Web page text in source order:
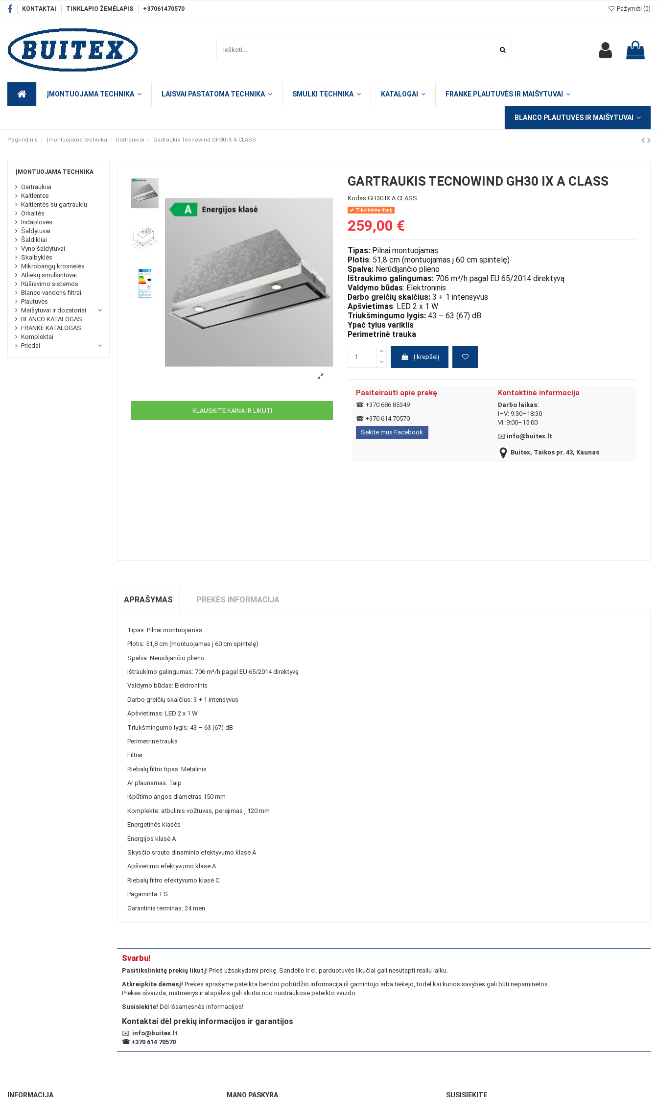
KONTAKTAI TINKLAPIO ŽEMĖLAPIS +37061470570 Pažymėti (0)
ĮMONTUOJAMA TECHNIKA LAISVAI PASTATOMA TECHNIKA SMULKI TECHNIKA KATALOGAI FRANKE PLAUTUVĖS IR MAIŠYTUVAI
BLANCO PLAUTUVĖS IR MAIŠYTUVAI
Pagrindinis Įmontuojama technika Gartraukiai Gartraukis Tecnowind GH30 IX A CLASS
KLAUSKITE KAINA IR LIKUTI
GARTRAUKIS TECNOWIND GH30 IX A CLASS
Kodas GH30 IX A CLASS
Tikslinkite likutį
259,00 €
Tipas: Pilnai montuojamas
Plotis: 51,8 cm (montuojamas į 60 cm spintelę)
Spalva: Nerūdijančio plieno
Ištraukimo galingumas: 706 m³/h pagal EU 65/2014 direktyvą
Valdymo būdas: Elektroninis
Darbo greičių skaičius: 3 + 1 intensyvus
Apšvietimas: LED 2 x 1 W
Triukšmingumo lygis: 43 – 63 (67) dB
Ypač tylus variklis
Perimetrinė trauka
Į krepšelį
Pasiteirauti apie prekę
☎ +370 686 85349
☎ +370 614 70570
Sekite mus Facebook
Kontaktinė informacija
Darbo laikas:
I–V: 9:30–18:30
VI: 9:00–15:00
✉️ info@buitex.lt
Buitex, Taikos pr. 43, Kaunas
APRAŠYMAS PREKĖS INFORMACIJA
Tipas: Pilnai montuojamas
Plotis: 51,8 cm (montuojamas į 60 cm spintelę)
Spalva: Nerūdijančio plieno
Ištraukimo galingumas: 706 m³/h pagal EU 65/2014 direktyvą
Valdymo būdas: Elektroninis
Darbo greičių skaičius: 3 + 1 intensyvus
Apšvietimas: LED 2 x 1 W
Triukšmingumo lygis: 43 – 63 (67) dB
Perimetrinė trauka
Filtrai
Riebalų filtro tipas: Metalinis
Ar plaunamas: Taip
Išpūtimo angos diametras 150 mm
Komplekte: atbulinis vožtuvas, perėjimas į 120 mm
Energetinės klasės
Energijos klasė A
Skysčio srauto dinaminio efektyvumo klasė A
Apšvietimo efektyvumo klasė A
Riebalų filtro efektyvumo klasė C
Pagaminta: ES
Garantinis terminas: 24 mėn.
Svarbu!
Pasitikslinkitę prekių likutį! Prieš užsakydami prekę. Sandėlio ir el. parduotuvės likučiai gali nesutapti realiu laiku.
Atkreipkite dėmesį! Prekės aprašyme pateikta bendro pobūdžio informacija iš gamintojo arba tiekėjo, todėl kai kurios savybės gali būti nepaminėtos.
Prekės išvaizda, matmenys ir atspalvis gali skirtis nuo nuotraukose pateikto vaizdo.
Susisiekite! Dėl išsamesnės informacijos!
Kontaktai dėl prekių informacijos ir garantijos
✉️ info@buitex.lt
☎ +370 614 70570
ĮMONTUOJAMA TECHNIKA
Gartraukiai
Kaitlentės
Kaitlentės su gartraukiu
Orkaitės
Indaplovės
Šaldytuvai
Šaldikliai
Vyno šaldytuvai
Skalbyklės
Mikrobangų krosnelės
Atliekų smulkintuvai
Rūšiavimo sistemos
Blanco vandens filtrai
Plautuvės
Maišytuvai ir dozatoriai
BLANCO KATALOGAS
FRANKE KATALOGAS
Komplektai
Priedai
INFORMACIJA MANO PASKYRA SUSISIEKITE